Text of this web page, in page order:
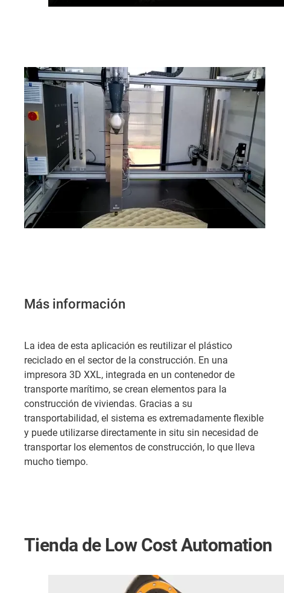
Más información
La idea de esta aplicación es reutilizar el plástico
reciclado en el sector de la construcción. En una
impresora 3D XXL, integrada en un contenedor de
transporte marítimo, se crean elementos para la
construcción de viviendas. Gracias a su
transportabilidad, el sistema es extremadamente flexible
y puede utilizarse directamente in situ sin necesidad de
transportar los elementos de construcción, lo que lleva
mucho tiempo.
Tienda de Low Cost Automation